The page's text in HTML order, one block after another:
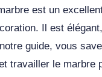
est un
Il est
guide, vous
travailler le marbre